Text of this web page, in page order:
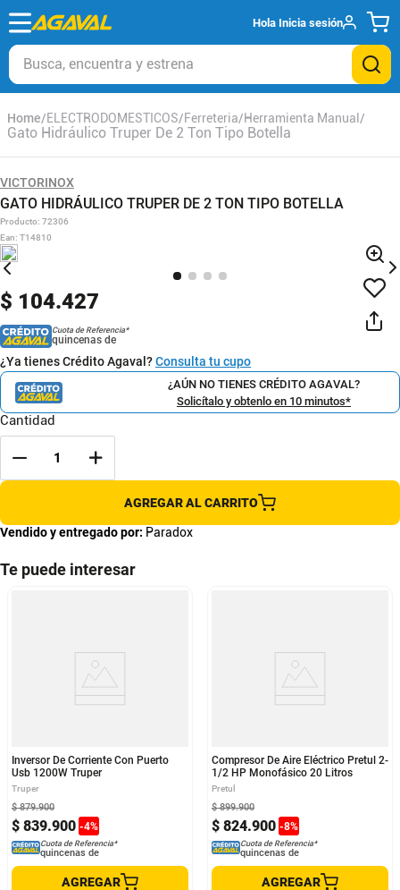
Hola Inicia sesión
Busca, encuentra y estrena
ELECTRODOMESTICOS Ferreteria Herramienta Manual
Gato Hidráulico Truper De 2 Ton Tipo Botella
VICTORINOX
GATO HIDRÁULICO TRUPER DE 2 TON TIPO BOTELLA
Producto: 72306
Ean: T14810
$ 104.427
Cuota de Referencia*
quincenas de
¿Ya tienes Crédito Agaval?Consulta tu cupo
¿AÚN NO TIENES CRÉDITO AGAVAL?
Solicítalo y obtenlo en 10 minutos*
Cantidad
AGREGAR AL CARRITO
Vendido y entregado por: Paradox
Te puede interesar
Inversor De Corriente Con Puerto
Usb 1200W Truper
Truper
$ 839.900 -4%
$ 879.900
Cuota de Referencia*
quincenas de
AGREGAR
Compresor De Aire Eléctrico Pretul 2-
1/2 HP Monofásico 20 Litros
Pretul
$ 824.900 -8%
$ 899.900
Cuota de Referencia*
quincenas de
AGREGAR